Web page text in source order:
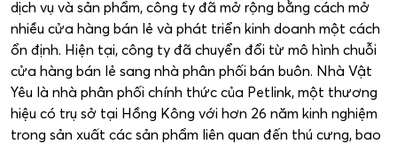
dịch vụ và sản phẩm, công ty đã mở rộng bằng cách mở
nhiều cửa hàng bán lẻ và phát triển kinh doanh một cách
ổn định. Hiện tại, công ty đã chuyển đổi từ mô hình chuỗi
cửa hàng bán lẻ sang nhà phân phối bán buôn. Nhà Vật
Yêu là nhà phân phối chính thức của Petlink, một thương
hiệu có trụ sở tại Hồng Kông với hơn 26 năm kinh nghiệm
trong sản xuất các sản phẩm liên quan đến thú cưng, bao